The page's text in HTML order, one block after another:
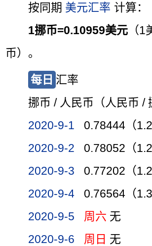
按同期 美元汇率 计算：
1挪币=0.10959美元 （
币）。
每日 汇率
挪币 / 人民币（人民币 /
2020-9-1
0.78444（
2020-9-2
0.78052（
2020-9-3
0.77202（
2020-9-4
0.76564（
2020-9-5
周六 无
2020-9-6
周日 无